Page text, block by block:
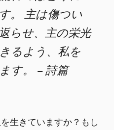
。 主は傷つい
らせ、主の栄光
るよう、私を
す。 – 詩篇
生きていますか？もし